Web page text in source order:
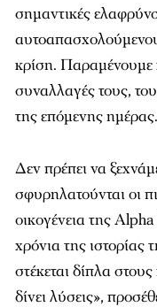
σημαντικές
κρίση. Παραμένουμε
συναλλαγές τους,
της επόμενης ημέρας.
Δεν πρέπει να
σφυρηλατούνται οι
οικογένεια της
χρόνια της ιστορίας
στέκεται δίπλα
δίνει λύσεις»,